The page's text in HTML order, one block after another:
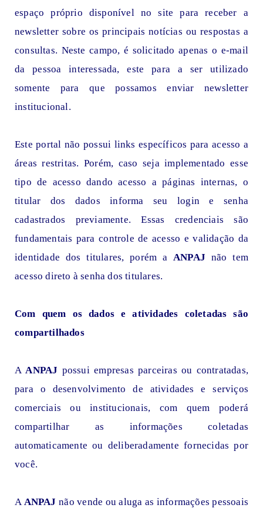
espaço próprio disponível no site para receber a
newsletter sobre os principais notícias ou respostas a
consultas. Neste campo, é solicitado apenas o e-mail
da pessoa interessada, este para a ser utilizado
somente para que possamos enviar newsletter
institucional.
Este portal não possui links específicos para acesso a
áreas restritas. Porém, caso seja implementado esse
tipo de acesso dando acesso a páginas internas, o
titular dos dados informa seu login e senha
cadastrados previamente. Essas credenciais são
fundamentais para controle de acesso e validação da
identidade dos titulares, porém aANPAJ não tem
acesso direto à senha dos titulares.
Com quem os dados e atividades coletadas são
compartilhados
AANPAJ possui empresas parceiras ou contratadas,
para o desenvolvimento de atividades e serviços
comerciais ou institucionais, com quem poderá
compartilhar as informações coletadas
automaticamente ou deliberadamente fornecidas por
você.
A ANPAJnão vende ou aluga as informações pessoais